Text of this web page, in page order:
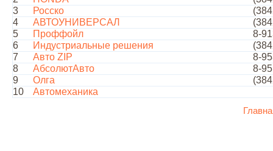
3
Росско
4
АВТОУНИВЕРСАЛ
5
Проффойл
8-
6
Индустриальные решения
7
Авто ZIP
8-
8
АбсолютАвто
8-
9
Олга
10
Автомеханика